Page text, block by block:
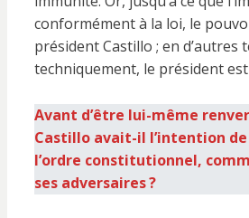
conformément à la loi, le
président Castillo ; en d’autres
techniquement, le président
Avant d’être lui-même
Castillo avait-il l’intention
l’ordre constitutionnel,
ses adversaires ?